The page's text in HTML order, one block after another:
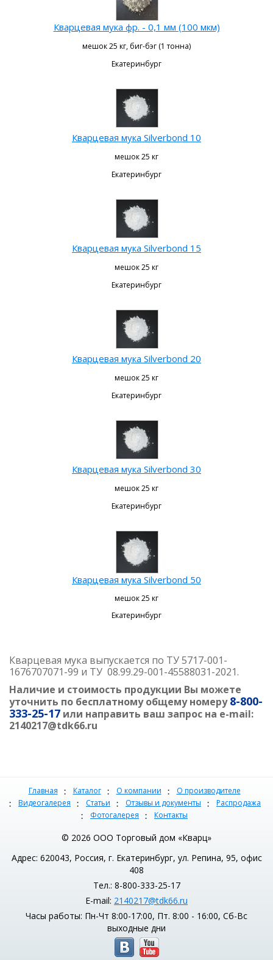
Кварцевая мука фр. - 0,1 мм (100 мкм)
мешок 25 кг, биг-бэг (1 тонна)
Екатеринбург
Кварцевая мука Silverbond 10
мешок 25 кг
Екатеринбург
Кварцевая мука Silverbond 15
мешок 25 кг
Екатеринбург
Кварцевая мука Silverbond 20
мешок 25 кг
Екатеринбург
Кварцевая мука Silverbond 30
мешок 25 кг
Екатеринбург
Кварцевая мука Silverbond 50
мешок 25 кг
Екатеринбург
Кварцевая мука выпускается по ТУ 5717-001-
1676707071-99 и ТУ 08.99.29-001-45588031-2021.
Наличие и стоимость продукции Вы можете
уточнить по бесплатному общему номеру8-800-
333-25-17 или направить ваш запрос на e-mail:
2140217@tdk66.ru
Главная Каталог О компании
О производителе
Видеогалерея
Статьи Отзывы и документы
Распродажа
Фотогалерея
Контакты
© 2026 ООО Торговый дом «Кварц»
Адрес: 620043, Россия, г. Екатеринбург, ул. Репина, 95, офис
408
Тел.: 8-800-333-25-17
E-mail: 2140217@tdk66.ru
Часы работы: Пн-Чт 8:00-17:00, Пт. 8:00 - 16:00, Сб-Вс
выходные дни